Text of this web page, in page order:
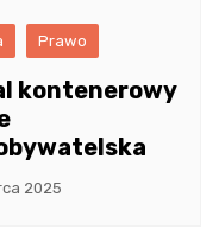
Prawo
kontenerowy
2025